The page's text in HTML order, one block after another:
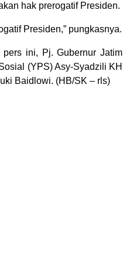
hak prerogatif Presiden.
Presiden,” pungkasnya.
pers ini, Pj. Gubernur Jatim
(YPS) Asy-Syadzili KH
Baidlowi. (HB/SK – rls)